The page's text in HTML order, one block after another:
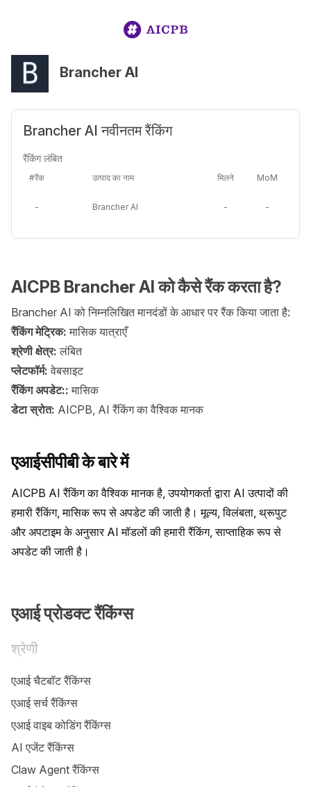
Brancher AI
Brancher AI नवीनतम रैंकिंग
रैंकिंग लंबित
#रैंक उत्पाद का नाम मिलने MoM
- Brancher AI - -
AICPB Brancher AI को कैसे रैंक करता है?
Brancher AI को निम्नलिखित मानदंडों के आधार पर रैंक किया जाता है:
रैंकिंग मेट्रिक:मासिक यात्राएँ
श्रेणी क्षेत्र:लंबित
प्लेटफॉर्म:वेबसाइट
रैंकिंग अपडेट::मासिक
डेटा स्रोत: AICPB, AI रैंकिंग का वैश्विक मानक
एआईसीपीबी के बारे में
AICPB AI रैंकिंग का वैश्विक मानक है, उपयोगकर्ता द्वारा AI उत्पादों की
हमारी रैंकिंग, मासिक रूप से अपडेट की जाती है। मूल्य, विलंबता, थ्रूपुट
और अपटाइम के अनुसार AI मॉडलों की हमारी रैंकिंग, साप्ताहिक रूप से
अपडेट की जाती है।
एआई प्रोडक्ट रैंकिंग्स
श्रेणी
एआई चैटबॉट रैंकिंग्स
एआई सर्च रैंकिंग्स
एआई वाइब कोडिंग रैंकिंग्स
AI एजेंट रैंकिंग्स
Claw Agent रैंकिंग्स